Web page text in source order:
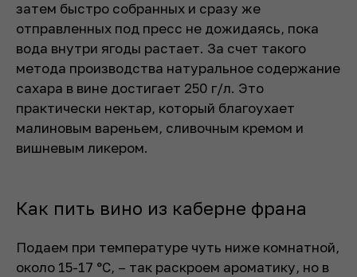
затем быстро собранных и сразу же
отправленных под пресс не дожидаясь, пока
вода внутри ягоды растает. За счет такого
метода производства натуральное содержание
сахара в вине достигает 250 г/л. Это
практически нектар, который благоухает
малиновым вареньем, сливочным кремом и
вишневым ликером.
Как пить вино из каберне франа
Подаем при температуре чуть ниже комнатной,
около 15-17 °C, – так раскроем ароматику, но в